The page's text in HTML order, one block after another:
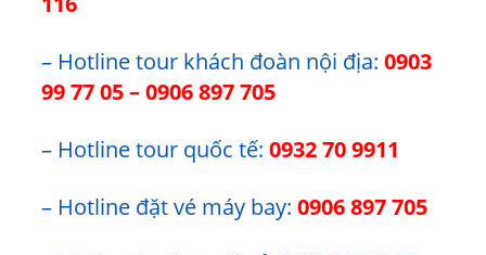
– Hotline tour khách đoàn nội địa: 0903
99 77 05–0906 897 705
– Hotline tour quốc tế: 0932 70 9911
– Hotline đặt vé máy bay: 0906 897 705